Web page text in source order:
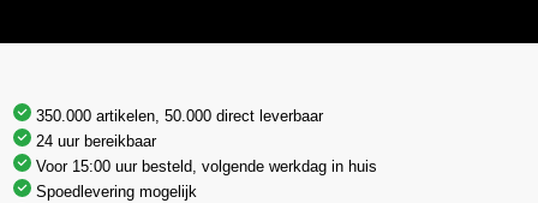
350.000 artikelen, 50.000 direct leverbaar
24 uur bereikbaar
Voor 15:00 uur besteld, volgende werkdag in huis
Spoedlevering mogelijk